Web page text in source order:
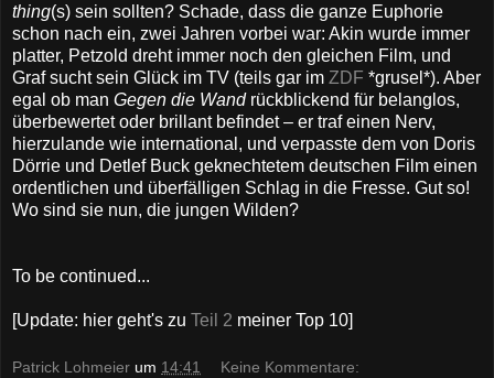
thing(s) sein sollten? Schade, dass die ganze Euphorie
schon nach ein, zwei Jahren vorbei war: Akin wurde immer
platter, Petzold dreht immer noch den gleichen Film, und
Graf sucht sein Glück im TV (teils gar im ZDF *grusel*). Aber
egal ob man Gegen die Wandrückblickend für belanglos,
überbewertet oder brillant befindet – er traf einen Nerv,
hierzulande wie international, und verpasste dem von Doris
Dörrie und Detlef Buck geknechtetem deutschen Film einen
ordentlichen und überfälligen Schlag in die Fresse. Gut so!
Wo sind sie nun, die jungen Wilden?
To be continued...
[Update: hier geht's zu Teil 2 meiner Top 10]
Patrick Lohmeier um 14:41 Keine Kommentare: